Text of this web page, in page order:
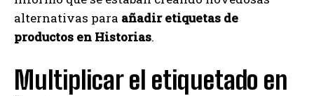
alternativas para añadir etiquetas de
productos en Historias.
Multiplicar el etiquetado en